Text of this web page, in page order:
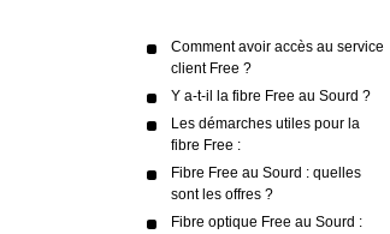
Comment avoir accès au service
client Free ?
Y a-t-il la fibre Free au Sourd ?
Les démarches utiles pour la
fibre Free :
Fibre Free au Sourd : quelles
sont les offres ?
Fibre optique Free au Sourd :